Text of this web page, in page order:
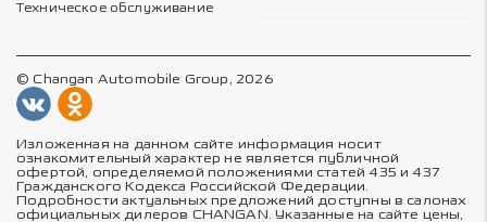
Техническое обслуживание
© Changan Automobile Group, 2026
Изложенная на данном сайте информация носит
ознакомительный характер не является публичной
офертой, определяемой положениями статей 435 и 437
Гражданского Кодекса Российской Федерации.
Подробности актуальных предложений доступны в салонах
официальных дилеров CHANGAN. Указанные на сайте цены,